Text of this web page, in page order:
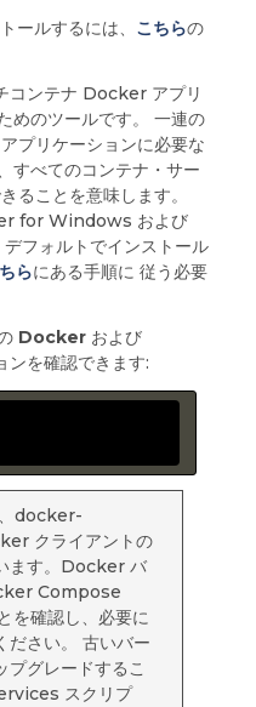
ルするには、 こちらの
コンテナ Docker アプリ
めのツールです。 一連の
プリケーションに必要な
すべてのコンテナ・サー
ることを意味します。
for Windows および
フォルトでインストール
らにある手順に 従う必要
Dockerおよび
ンを確認できます:
docker-
クライアントの
ます。Docker バ
Compose
を確認し、必要に
ださい。 古いバー
プグレードするこ
スクリプ